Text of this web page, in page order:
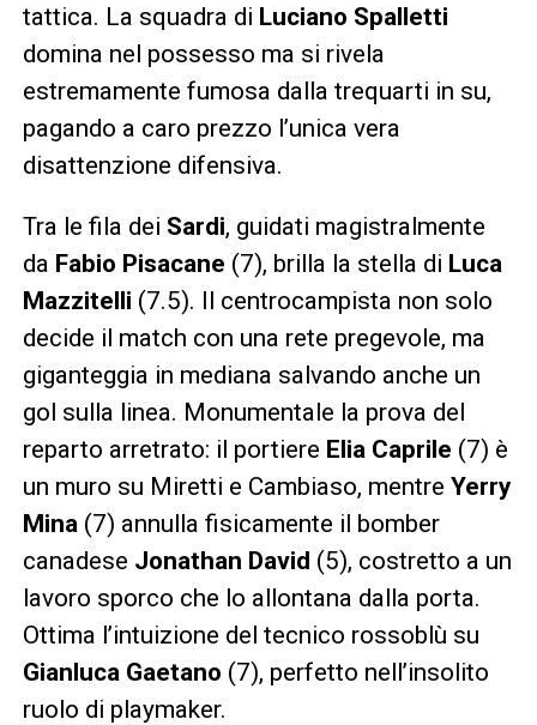
tattica. La squadra di Luciano Spalletti
domina nel possesso ma si rivela
estremamente fumosa dalla trequarti in su,
pagando a caro prezzo l’unica vera
disattenzione difensiva.
Tra le fila dei Sardi, guidati magistralmente
da Fabio Pisacane (7), brilla la stella di Luca
Mazzitelli (7.5). Il centrocampista non solo
decide il match con una rete pregevole, ma
giganteggia in mediana salvando anche un
gol sulla linea. Monumentale la prova del
reparto arretrato: il portiere Elia Caprile (7) è
un muro su Miretti e Cambiaso, mentre Yerry
Mina (7) annulla fisicamente il bomber
canadese Jonathan David (5), costretto a un
lavoro sporco che lo allontana dalla porta.
Ottima l’intuizione del tecnico rossoblù su
Gianluca Gaetano (7), perfetto nell’insolito
ruolo di playmaker.